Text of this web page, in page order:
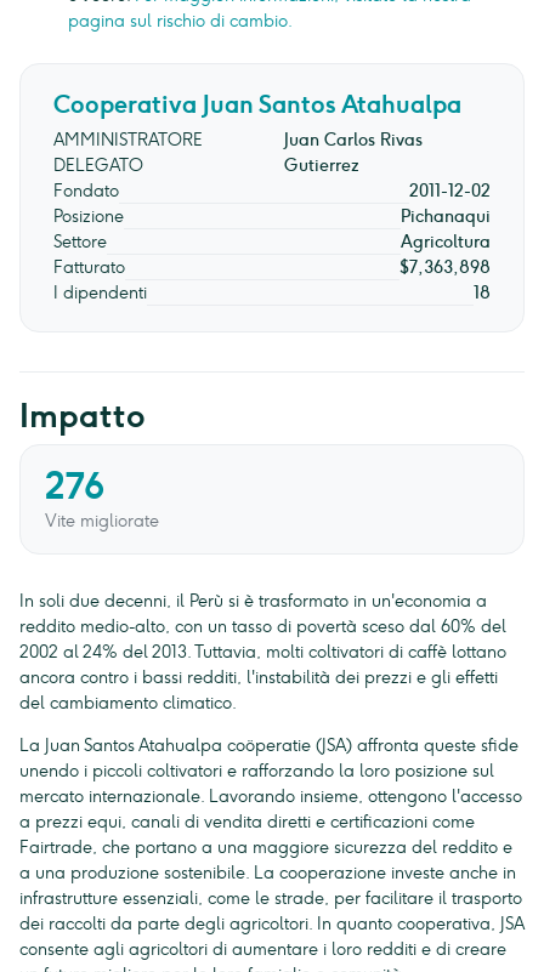
pagina sul rischio di cambio.
Cooperativa Juan Santos Atahualpa
AMMINISTRATORE
DELEGATO
Juan Carlos Rivas
Gutierrez
Fondato
2011-12-02
Posizione
Pichanaqui
Settore
Agricoltura
Fatturato
$7,363,898
I dipendenti
18
Impatto
276
Vite migliorate
In soli due decenni, il Perù si è trasformato in un'economia a
reddito medio-alto, con un tasso di povertà sceso dal 60% del
2002 al 24% del 2013. Tuttavia, molti coltivatori di caffè lottano
ancora contro i bassi redditi, l'instabilità dei prezzi e gli effetti
del cambiamento climatico.
La Juan Santos Atahualpa coöperatie (JSA) affronta queste sfide
unendo i piccoli coltivatori e rafforzando la loro posizione sul
mercato internazionale. Lavorando insieme, ottengono l'accesso
a prezzi equi, canali di vendita diretti e certificazioni come
Fairtrade, che portano a una maggiore sicurezza del reddito e
a una produzione sostenibile. La cooperazione investe anche in
infrastrutture essenziali, come le strade, per facilitare il trasporto
dei raccolti da parte degli agricoltori. In quanto cooperativa, JSA
consente agli agricoltori di aumentare i loro redditi e di creare